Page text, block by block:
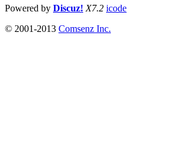
Powered by Discuz! X7.2 icode
© 2001-2013 Comsenz Inc.